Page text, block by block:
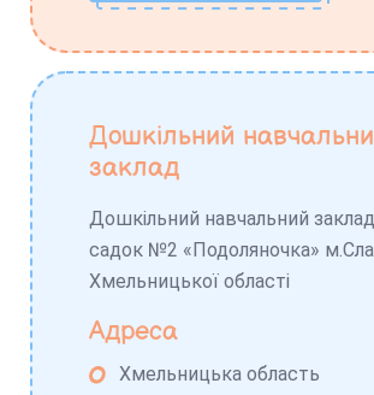
Дошкільний
заклад
Дошкільний навчальний
садок №2 «Подоляночка»
Хмельницької області
Адреса
Хмельницька область